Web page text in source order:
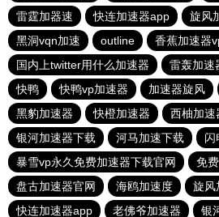
雷霆加器速
快连加速器app 旋风
黑洞vqn加速
outline
香蕉加速器
国内上twitter用什么加速器
雷轰加速
快鸭
快鸭vp加速器 加速器旋风
黑豹加速器
快橙加速器 西柚加速
银河加速器下载
河马加速下载
闪
暴雪vp永久免费加速器下载官网
免
盘古加速器官网
海鸥加速度
旋风
快连加速器app
老佛爷加速器 银